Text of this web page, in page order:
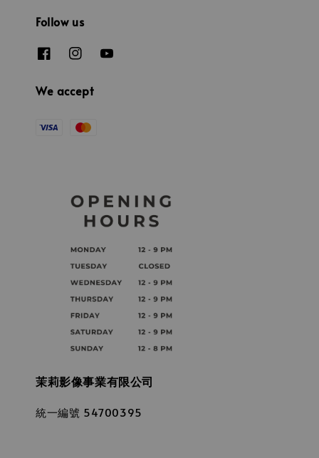
Follow us
We accept
茉莉影像事業有限公司
統一編號 54700395